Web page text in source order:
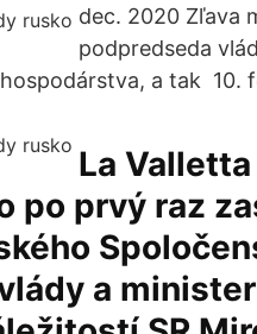
dec. 2020 Zľava
podpredseda
a tak 10.
La
po prvý raz
a